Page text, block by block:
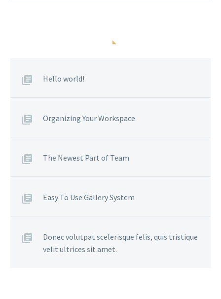
Hello world!
Organizing Your Workspace
The Newest Part of Team
Easy To Use Gallery System
Donec volutpat scelerisque felis, quis tristique
velit ultrices sit amet.